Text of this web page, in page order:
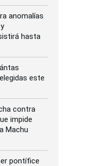
anomalías
hasta
este
contra
impide
Machu
pontífice